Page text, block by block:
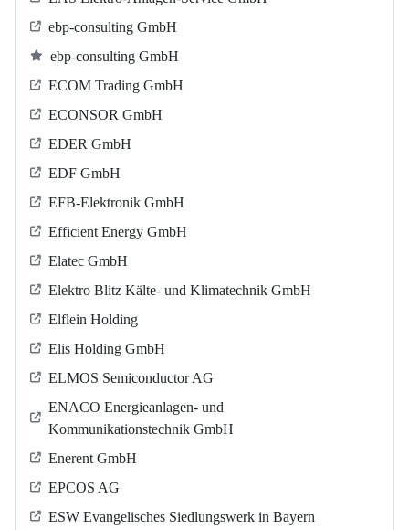
ebp-consulting GmbH
ebp-consulting GmbH
ECOM Trading GmbH
ECONSOR GmbH
EDER GmbH
EDF GmbH
EFB-Elektronik GmbH
Efficient Energy GmbH
Elatec GmbH
Elektro Blitz Kälte- und Klimatechnik GmbH
Elflein Holding
Elis Holding GmbH
ELMOS Semiconductor AG
ENACO Energieanlagen- und
Kommunikationstechnik GmbH
Enerent GmbH
EPCOS AG
ESW Evangelisches Siedlungswerk in Bayern